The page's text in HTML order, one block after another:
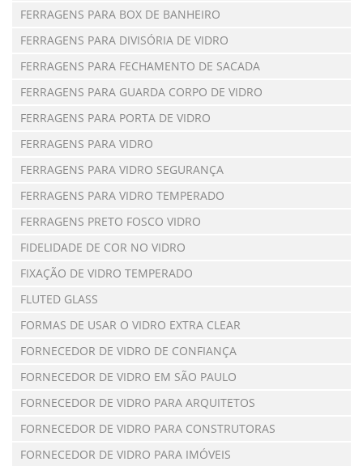
FERRAGENS PARA BOX DE BANHEIRO
FERRAGENS PARA DIVISÓRIA DE VIDRO
FERRAGENS PARA FECHAMENTO DE SACADA
FERRAGENS PARA GUARDA CORPO DE VIDRO
FERRAGENS PARA PORTA DE VIDRO
FERRAGENS PARA VIDRO
FERRAGENS PARA VIDRO SEGURANÇA
FERRAGENS PARA VIDRO TEMPERADO
FERRAGENS PRETO FOSCO VIDRO
FIDELIDADE DE COR NO VIDRO
FIXAÇÃO DE VIDRO TEMPERADO
FLUTED GLASS
FORMAS DE USAR O VIDRO EXTRA CLEAR
FORNECEDOR DE VIDRO DE CONFIANÇA
FORNECEDOR DE VIDRO EM SÃO PAULO
FORNECEDOR DE VIDRO PARA ARQUITETOS
FORNECEDOR DE VIDRO PARA CONSTRUTORAS
FORNECEDOR DE VIDRO PARA IMÓVEIS